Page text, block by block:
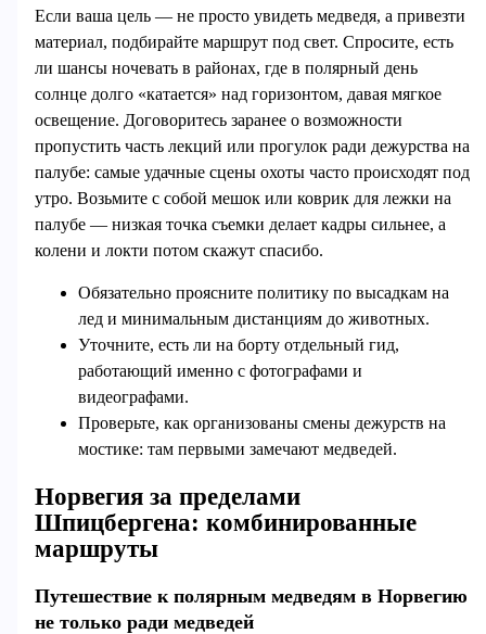
Если ваша цель — не просто увидеть медведя, а привезти
материал, подбирайте маршрут под свет. Спросите, есть
ли шансы ночевать в районах, где в полярный день
солнце долго «катается» над горизонтом, давая мягкое
освещение. Договоритесь заранее о возможности
пропустить часть лекций или прогулок ради дежурства на
палубе: самые удачные сцены охоты часто происходят под
утро. Возьмите с собой мешок или коврик для лежки на
палубе — низкая точка съемки делает кадры сильнее, а
колени и локти потом скажут спасибо.
Обязательно проясните политику по высадкам на
лед и минимальным дистанциям до животных.
Уточните, есть ли на борту отдельный гид,
работающий именно с фотографами и
видеографами.
Проверьте, как организованы смены дежурств на
мостике: там первыми замечают медведей.
Норвегия за пределами
Шпицбергена: комбинированные
маршруты
Путешествие к полярным медведям в Норвегию
не только ради медведей